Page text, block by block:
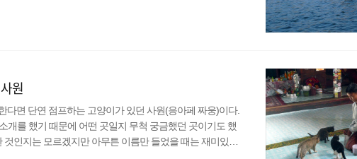
. 이래서 많은 서양인들은 인레호수를 사랑하는가 보다. 나
원
다면 단연 점프하는 고양이가 있던 사원(응아페 짜웅)이다.
개를 했기 때문에 어떤 곳일지 무척 궁금했던 곳이기도 했
인지는 모르겠지만 아무튼 이름만 들었을 때는 재미있는